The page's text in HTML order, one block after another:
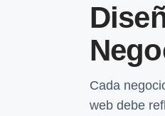
Cada
web debe